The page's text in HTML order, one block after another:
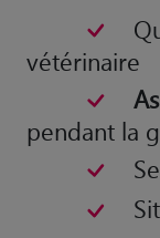
vétérinaire
pendant la